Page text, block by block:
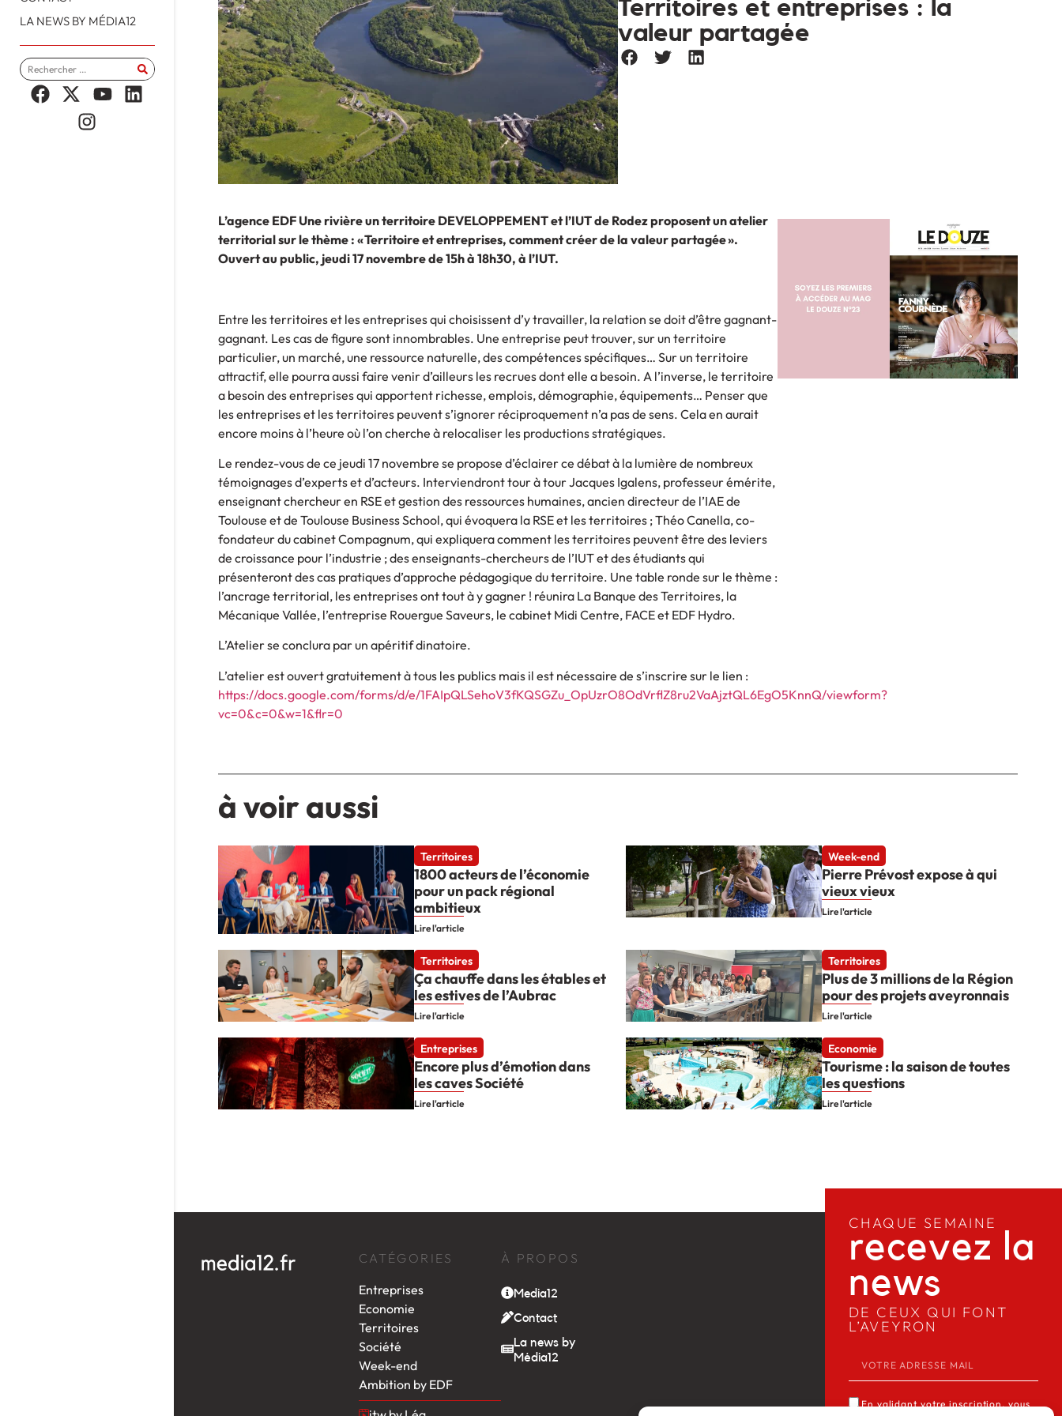
LA NEWS BY MÉDIA12
Territoires et entreprises : la
valeur partagée
L’agence EDF Une rivière un territoire DEVELOPPEMENT et l’IUT de Rodez proposent un atelier
territorial sur le thème : « Territoire et entreprises, comment créer de la valeur partagée ».
Ouvert au public, jeudi 17 novembre de 15h à 18h30, à l’IUT.
Entre les territoires et les entreprises qui choisissent d’y travailler, la relation se doit d’être gagnant-
gagnant. Les cas de figure sont innombrables. Une entreprise peut trouver, sur un territoire
particulier, un marché, une ressource naturelle, des compétences spécifiques… Sur un territoire
attractif, elle pourra aussi faire venir d’ailleurs les recrues dont elle a besoin. A l’inverse, le territoire
a besoin des entreprises qui apportent richesse, emplois, démographie, équipements… Penser que
les entreprises et les territoires peuvent s’ignorer réciproquement n’a pas de sens. Cela en aurait
encore moins à l’heure où l’on cherche à relocaliser les productions stratégiques.
Le rendez-vous de ce jeudi 17 novembre se propose d’éclairer ce débat à la lumière de nombreux
témoignages d’experts et d’acteurs. Interviendront tour à tour Jacques Igalens, professeur émérite,
enseignant chercheur en RSE et gestion des ressources humaines, ancien directeur de l’IAE de
Toulouse et de Toulouse Business School, qui évoquera la RSE et les territoires ; Théo Canella, co-
fondateur du cabinet Compagnum, qui expliquera comment les territoires peuvent être des leviers
de croissance pour l’industrie ; des enseignants-chercheurs de l’IUT et des étudiants qui
présenteront des cas pratiques d’approche pédagogique du territoire. Une table ronde sur le thème :
l’ancrage territorial, les entreprises ont tout à y gagner ! réunira La Banque des Territoires, la
Mécanique Vallée, l’entreprise Rouergue Saveurs, le cabinet Midi Centre, FACE et EDF Hydro.
L’Atelier se conclura par un apéritif dinatoire.
L’atelier est ouvert gratuitement à tous les publics mais il est nécessaire de s’inscrire sur le lien :
https://docs.google.com/forms/d/e/1FAIpQLSehoV3fKQSGZu_OpUzrO8OdVrflZ8ru2VaAjztQL6EgO5KnnQ/viewform?
vc=0&c=0&w=1&flr=0
à voir aussi
Territoires
1800 acteurs de l’économie
pour un pack régional
ambitieux
Lire l'article
Week-end
Pierre Prévost expose à qui
vieux vieux
Lire l'article
Territoires
Ça chauffe dans les étables et
les estives de l’Aubrac
Lire l'article
Territoires
Plus de 3 millions de la Région
pour des projets aveyronnais
Lire l'article
Entreprises
Encore plus d’émotion dans
les caves Société
Lire l'article
Economie
Tourisme : la saison de toutes
les questions
Lire l'article
CATÉGORIES
Entreprises
Economie
Territoires
Société
Week-end
Ambition by EDF
À PROPOS
Media12
Contact
La news by
Média12
CHAQUE SEMAINE
recevez la
news​
DE CEUX QUI FONT
L’AVEYRON
En validant votre inscription, vous